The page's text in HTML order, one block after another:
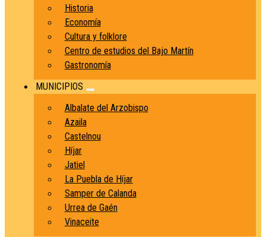
Historia
Economía
Cultura y folklore
Centro de estudios del Bajo Martín
Gastronomía
MUNICIPIOS
Albalate del Arzobispo
Azaila
Castelnou
Híjar
Jatiel
La Puebla de Híjar
Samper de Calanda
Urrea de Gaén
Vinaceite